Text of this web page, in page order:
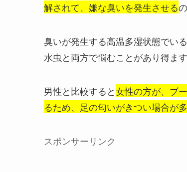
解されて、嫌な臭いを発生させる
臭いが発生する高温多湿状態でい
水虫と両方で悩むことがあり得ま
男性と比較すると女性の方が、ブ
るため、足の匂いがきつい場合が
スポンサーリンク